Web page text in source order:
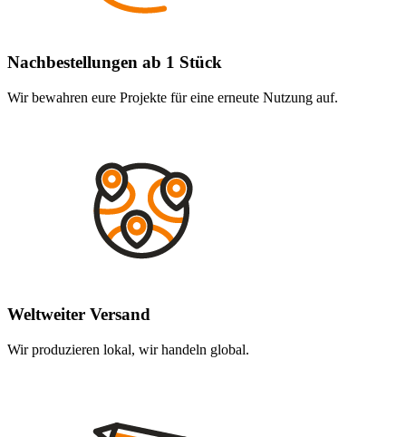
Nachbestellungen ab 1 Stück
Wir bewahren eure Projekte für eine erneute Nutzung auf.
Weltweiter Versand
Wir produzieren lokal, wir handeln global.